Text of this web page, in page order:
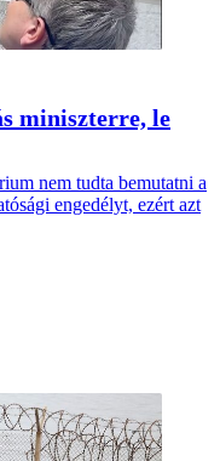
miniszterre, le
nem tudta bemutatni a
engedélyt, ezért azt